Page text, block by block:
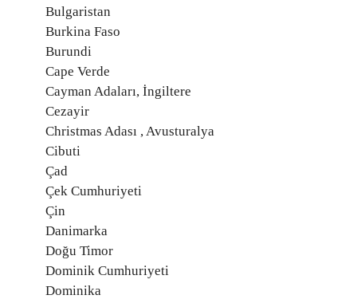
Bulgaristan
Burkina Faso
Burundi
Cape Verde
Cayman Adaları, İngiltere
Cezayir
Christmas Adası , Avusturalya
Cibuti
Çad
Çek Cumhuriyeti
Çin
Danimarka
Doğu Timor
Dominik Cumhuriyeti
Dominika